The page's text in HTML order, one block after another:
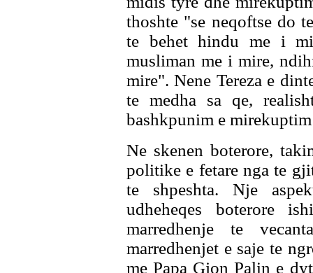
thoshte "se neqoftse do
te behet hindu me i
musliman me i mire,
mire". Nene Tereza e
te medha sa qe,
bashkpunim e
Ne skenen boterore,
politike e fetare nga te
te shpeshta. Nje
udheheqes boterore
marredhenje te
marredhenjet e saje te
me Papa Gjon Palin e